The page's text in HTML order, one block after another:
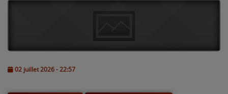
LA CHRONIQUE ENVIRONNEMENTALE
LA CHRONIQUE MUSICALE
02 juillet 2026 - 22:57